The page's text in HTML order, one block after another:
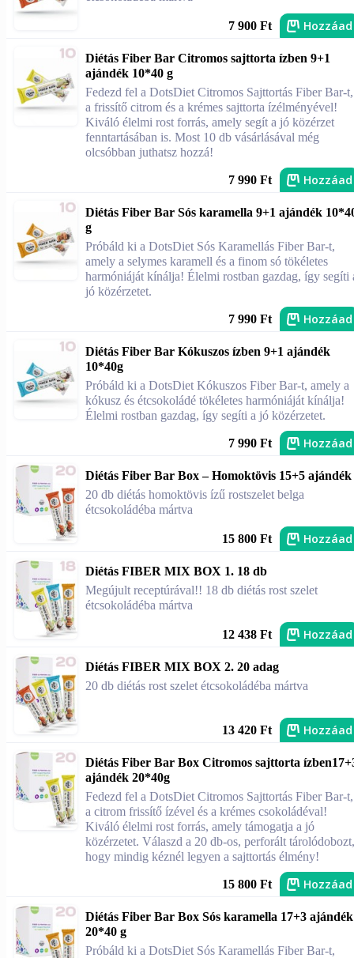
7 900 Ft Hozzáad
Diétás Fiber Bar Citromos sajttorta ízben 9+1
ajándék 10*40 g
Fedezd fel a DotsDiet Citromos Sajttortás Fiber Bar-t,
a frissítő citrom és a krémes sajttorta ízélményével!
Kiváló élelmi rost forrás, amely segít a jó közérzet
fenntartásában is. Most 10 db vásárlásával még
olcsóbban juthatsz hozzá!
7 990 Ft Hozzáad
Diétás Fiber Bar Sós karamella 9+1 ajándék
g
Próbáld ki a DotsDiet Sós Karamellás Fiber Bar-t,
amely a selymes karamell és a finom só tökéletes
harmóniáját kínálja! Élelmi rostban gazdag, így segíti
jó közérzetet.
7 990 Ft Hozzáad
Diétás Fiber Bar Kókuszos ízben 9+1 ajándék
10*40g
Próbáld ki a DotsDiet Kókuszos Fiber Bar-t, amely a
kókusz és étcsokoládé tökéletes harmóniáját kínálja!
Élelmi rostban gazdag, így segíti a jó közérzetet.
7 990 Ft Hozzáad
Diétás Fiber Bar Box – Homoktövis 15+5 ajándék
20 db diétás homoktövis ízű rostszelet belga
étcsokoládéba mártva
15 800 Ft Hozzáad
Diétás FIBER MIX BOX 1. 18 db
Megújult receptúrával!! 18 db diétás rost szelet
étcsokoládéba mártva
12 438 Ft Hozzáad
Diétás FIBER MIX BOX 2. 20 adag
20 db diétás rost szelet étcsokoládéba mártva
13 420 Ft Hozzáad
Diétás Fiber Bar Box Citromos sajttorta
ajándék 20*40g
Fedezd fel a DotsDiet Citromos Sajttortás Fiber Bar-t,
a citrom frissítő ízével és a krémes csokoládéval!
Kiváló élelmi rost forrás, amely támogatja a jó
közérzetet. Válaszd a 20 db-os, perforált tárolódobozt,
hogy mindig kéznél legyen a sajttortás élmény!
15 800 Ft Hozzáad
Diétás Fiber Bar Box Sós karamella 17+3 ajándék
20*40 g
Próbáld ki a DotsDiet Sós Karamellás Fiber Bar-t,